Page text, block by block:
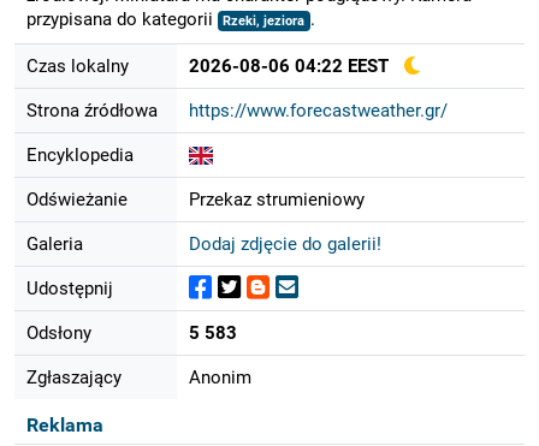
przypisana do kategorii
Rzeki, jeziora .
Czas lokalny 2026-08-06 04:22 EEST
Strona źródłowa https://www.forecastweather.gr/
Encyklopedia
Odświeżanie Przekaz strumieniowy
Galeria Dodaj zdjęcie do galerii!
Udostępnij
Odsłony 5 583
Zgłaszający Anonim
Reklama